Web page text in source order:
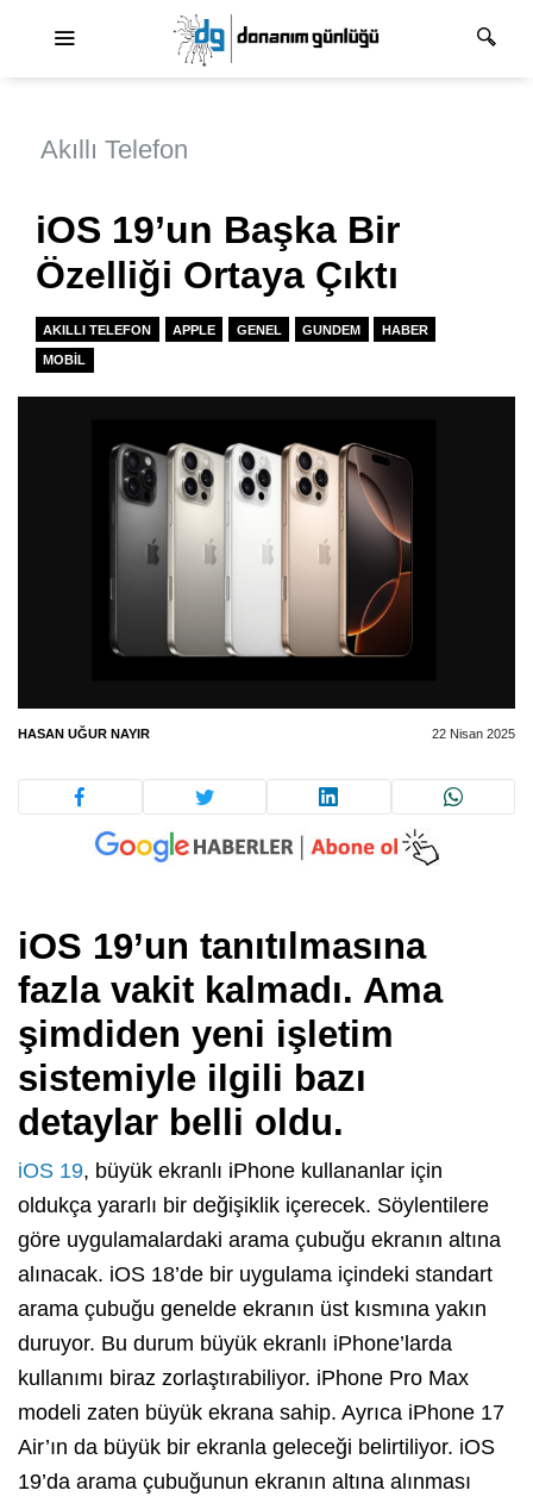
Akıllı Telefon
iOS 19’un Başka Bir
Özelliği Ortaya Çıktı
AKILLI TELEFON APPLE GENEL GUNDEM HABER
MOBIL
HASAN UĞUR NAYIR 22 Nisan 2025
iOS 19’un tanıtılmasına
fazla vakit kalmadı. Ama
şimdiden yeni işletim
sistemiyle ilgili bazı
detaylar belli oldu.
iOS 19, büyük ekranlı iPhone kullananlar için
oldukça yararlı bir değişiklik içerecek. Söylentilere
göre uygulamalardaki arama çubuğu ekranın altına
alınacak. iOS 18’de bir uygulama içindeki standart
arama çubuğu genelde ekranın üst kısmına yakın
duruyor. Bu durum büyük ekranlı iPhone’larda
kullanımı biraz zorlaştırabiliyor. iPhone Pro Max
modeli zaten büyük ekrana sahip. Ayrıca iPhone 17
Air’ın da büyük bir ekranla geleceği belirtiliyor. iOS
19’da arama çubuğunun ekranın altına alınması